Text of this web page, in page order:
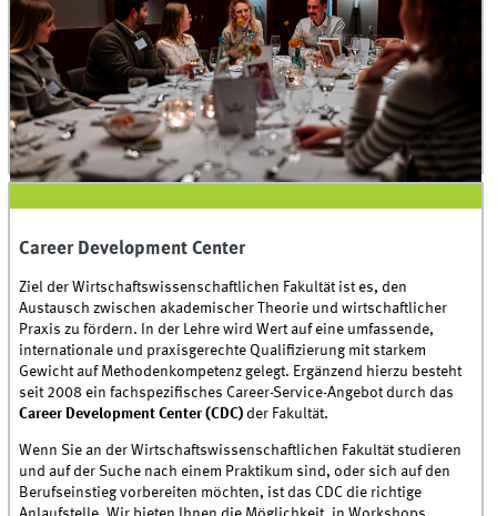
Career Development Center
Ziel der Wirtschaftswissenschaftlichen Fakultät ist es, den
Austausch zwischen akademischer Theorie und wirtschaftlicher
Praxis zu fördern. In der Lehre wird Wert auf eine umfassende,
internationale und praxisgerechte Qualifizierung mit starkem
Gewicht auf Methodenkompetenz gelegt. Ergänzend hierzu besteht
seit 2008 ein fachspezifisches Career-Service-Angebot durch das
Career Development Center (CDC) der Fakultät.
Wenn Sie an der Wirtschaftswissenschaftlichen Fakultät studieren
und auf der Suche nach einem Praktikum sind, oder sich auf den
Berufseinstieg vorbereiten möchten, ist das CDC die richtige